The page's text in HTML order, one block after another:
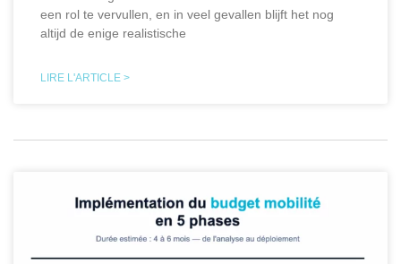
een rol te vervullen, en in veel gevallen blijft het nog
altijd de enige realistische
LIRE L'ARTICLE >